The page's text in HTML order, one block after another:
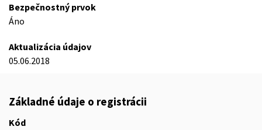
Bezpečnostný prvok
Áno
Aktualizácia údajov
05.06.2018
Základné údaje o registrácii
Kód